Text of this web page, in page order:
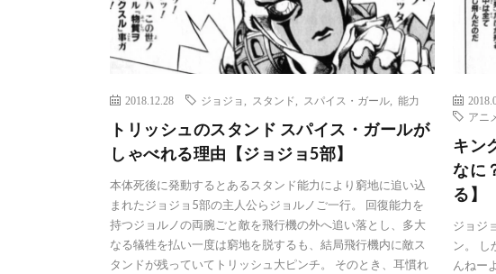
2018.12.28 ジョジョ スタンド スパイス・ガール 能力
トリッシュのスタンド スパイス・ガールが
しゃべれる理由【ジョジョ5部】
本体死後に発動するとあるスタンド能力により窮地に追い込
まれたジョジョ5部の主人公らジョルノご一行。 回復能力を
持つジョルノの両腕ごと敵を飛行機の外へ追い落とし、多大
なる犠牲を払い一度は窮地を脱するも、結局飛行機内に敵ス
タンドが残っていてトリッシュ大ピンチ。 そのとき、耳慣れ
アニ
キン
なに
る】
ジョジ
ン。 し
んねー